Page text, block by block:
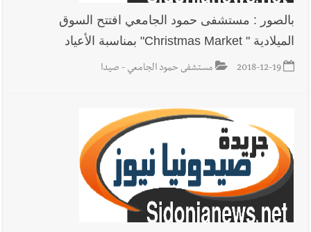
بالصور : مستشفى حمود الجامعي افتتح السوق
الميلادية " Christmas Market" بمناسبة الأعياد
2018-12-19 مستشفى حمود الجامعي - صيدا